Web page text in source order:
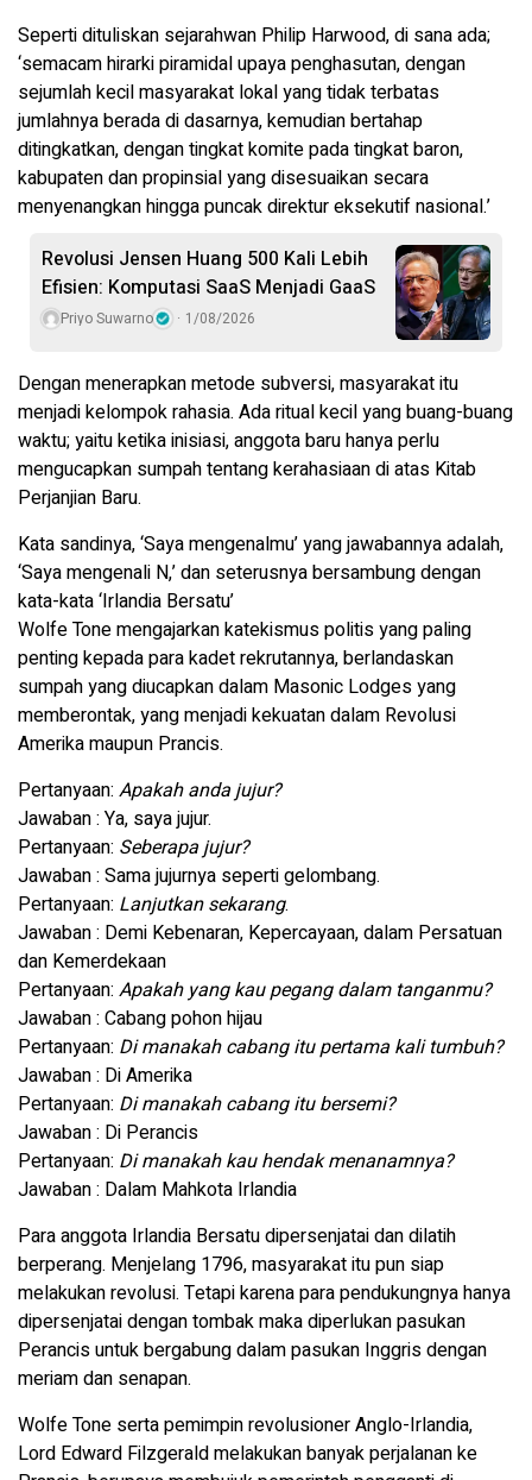
Seperti dituliskan sejarahwan Philip Harwood, di sana ada;
‘semacam hirarki piramidal upaya penghasutan, dengan
sejumlah kecil masyarakat lokal yang tidak terbatas
jumlahnya berada di dasarnya, kemudian bertahap
ditingkatkan, dengan tingkat komite pada tingkat baron,
kabupaten dan propinsial yang disesuaikan secara
menyenangkan hingga puncak direktur eksekutif nasional.’
Revolusi Jensen Huang 500 Kali Lebih
Efisien: Komputasi SaaS Menjadi GaaS
Priyo Suwarno 1/08/2026
Dengan menerapkan metode subversi, masyarakat itu
menjadi kelompok rahasia. Ada ritual kecil yang buang-buang
waktu; yaitu ketika inisiasi, anggota baru hanya perlu
mengucapkan sumpah tentang kerahasiaan di atas Kitab
Perjanjian Baru.
Kata sandinya, ‘Saya mengenalmu’ yang jawabannya adalah,
‘Saya mengenali N,’ dan seterusnya bersambung dengan
kata-kata ‘Irlandia Bersatu’
Wolfe Tone mengajarkan katekismus politis yang paling
penting kepada para kadet rekrutannya, berlandaskan
sumpah yang diucapkan dalam Masonic Lodges yang
memberontak, yang menjadi kekuatan dalam Revolusi
Amerika maupun Prancis.
Pertanyaan: Apakah anda jujur?
Jawaban : Ya, saya jujur.
Pertanyaan: Seberapa jujur?
Jawaban : Sama jujurnya seperti gelombang.
Pertanyaan: Lanjutkan sekarang.
Jawaban : Demi Kebenaran, Kepercayaan, dalam Persatuan
dan Kemerdekaan
Pertanyaan: Apakah yang kau pegang dalam tanganmu?
Jawaban : Cabang pohon hijau
Pertanyaan: Di manakah cabang itu pertama kali tumbuh?
Jawaban : Di Amerika
Pertanyaan: Di manakah cabang itu bersemi?
Jawaban : Di Perancis
Pertanyaan: Di manakah kau hendak menanamnya?
Jawaban : Dalam Mahkota Irlandia
Para anggota Irlandia Bersatu dipersenjatai dan dilatih
berperang. Menjelang 1796, masyarakat itu pun siap
melakukan revolusi. Tetapi karena para pendukungnya hanya
dipersenjatai dengan tombak maka diperlukan pasukan
Perancis untuk bergabung dalam pasukan Inggris dengan
meriam dan senapan.
Wolfe Tone serta pemimpin revolusioner Anglo-Irlandia,
Lord Edward Filzgerald melakukan banyak perjalanan ke